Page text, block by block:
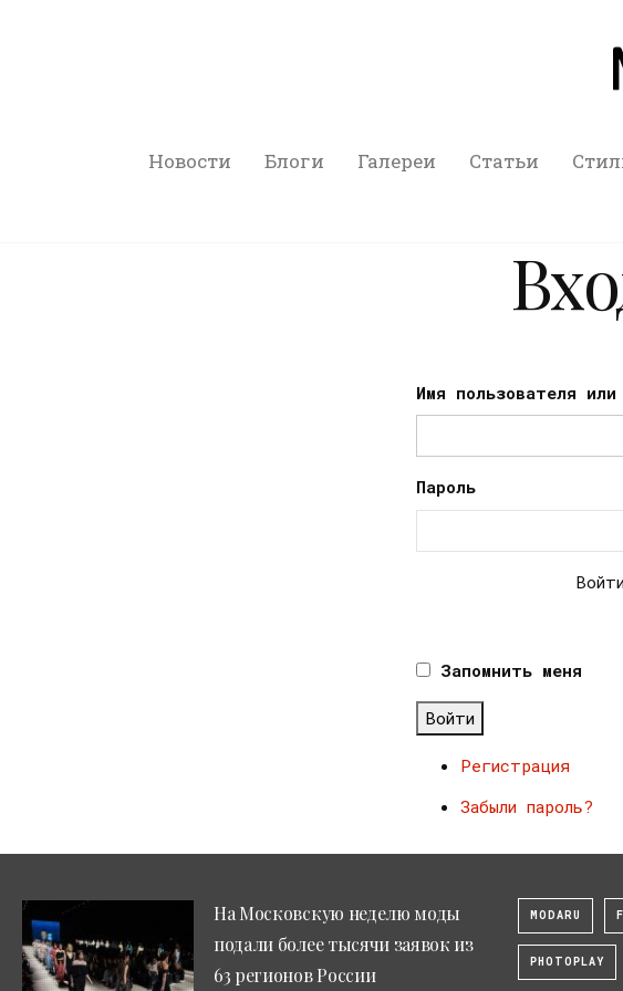
Новости Блоги Галереи Статьи
Имя пользователя
Пароль
Запомнить меня
Войти
Регистрация
Забыли пароль?
На Московскую неделю моды
подали более тысячи заявок из
63 регионов России
MODARU
PHOTOPLAY